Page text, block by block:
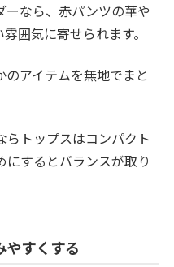
ーなら、赤パンツの華や
囲気に寄せられます。
アイテムを無地でまと
トップスはコンパクト
するとバランスが取り
やすくする